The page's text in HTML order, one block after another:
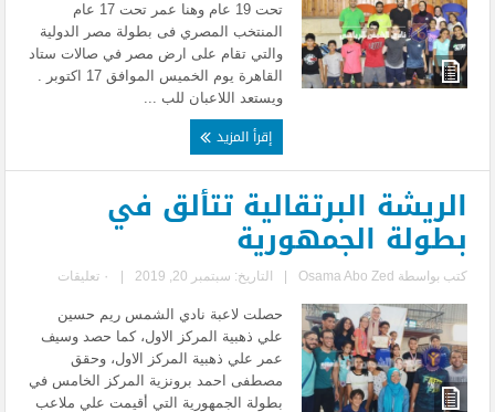
تحت 19 عام وهنا عمر تحت 17 عام
المنتخب المصري فى بطولة مصر الدولية
والتي تقام على ارض مصر في صالات ستاد
القاهرة يوم الخميس الموافق 17 اكتوبر .
ويستعد اللاعبان للب ...
إقرأ المزيد
الريشة البرتقالية تتألق في
بطولة الجمهورية
كتب بواسطة Osama Abo Zed التاريخ: سبتمبر 20, 2019 ٠ تعليقات
حصلت لاعبة نادي الشمس ريم حسين
علي ذهبية المركز الاول، كما حصد وسيف
عمر علي ذهبية المركز الاول، وحقق
مصطفى احمد برونزية المركز الخامس في
بطولة الجمهورية التي أقيمت علي ملاعب